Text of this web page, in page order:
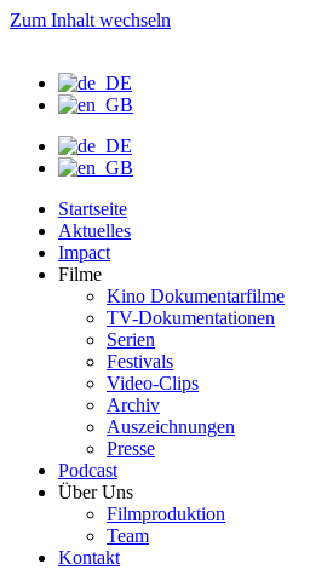
Zum Inhalt wechseln
Startseite
Aktuelles
Impact
Filme
Kino Dokumentarfilme
TV-Dokumentationen
Serien
Festivals
Video-Clips
Archiv
Auszeichnungen
Presse
Podcast
Über Uns
Filmproduktion
Team
Kontakt